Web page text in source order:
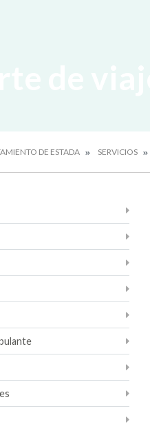
DE ESTADA SERVICIOS